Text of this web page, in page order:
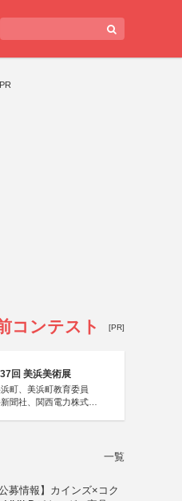
PR
コンテスト [PR]
回 美浜美術展
町、美浜町教育委員
聞社、関西電力株式会
一覧
公募情報】カインズ×コク